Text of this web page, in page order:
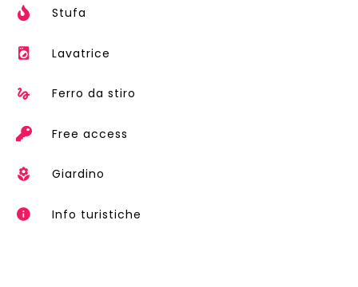
Stufa
Lavatrice
Ferro da stiro
Free access
Giardino
Info turistiche